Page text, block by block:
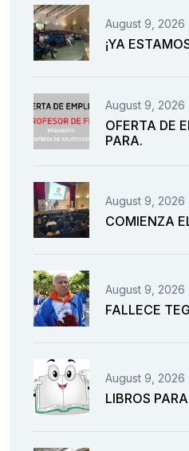
August 9, 2026
¡YA
August 9, 2026
OFERTA DE
PARA.
August 9, 2026
COMIENZA
August 9, 2026
FALLECE
August 9, 2026
LIBROS